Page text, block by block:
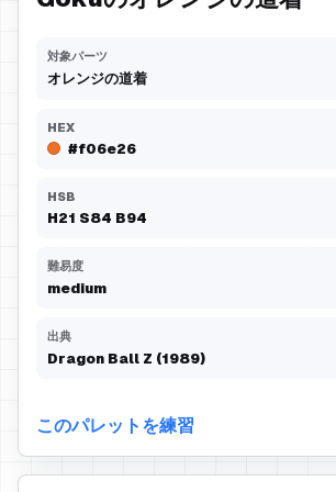
対象パーツ
オレンジの道着
HEX
#f06e26
HSB
H21 S84 B94
難易度
medium
出典
Dragon Ball Z (1989)
このパレットを練習